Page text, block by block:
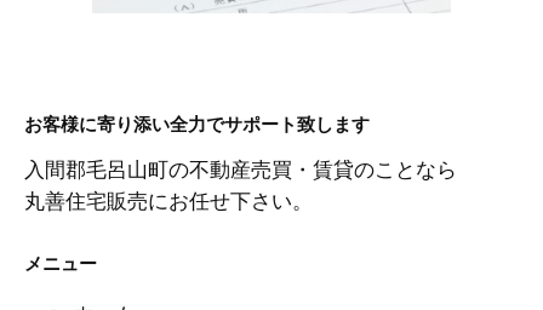
お客様に寄り添い全力でサポート致します
入間郡毛呂山町の不動産売買・賃貸のことなら
丸善住宅販売にお任せ下さい。
メニュー